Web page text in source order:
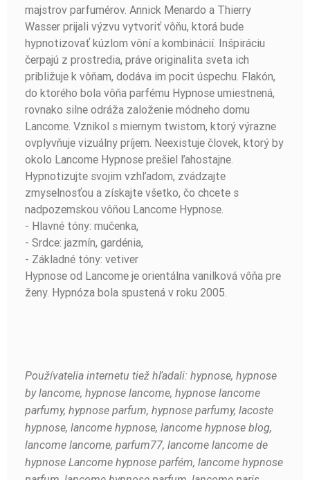
majstrov parfumérov. Annick Menardo a Thierry
Wasser prijali výzvu vytvoriť vôňu, ktorá bude
hypnotizovať kúzlom vôní a kombinácií. Inšpiráciu
čerpajú z prostredia, práve originalita sveta ich
približuje k vôňam, dodáva im pocit úspechu. Flakón,
do ktorého bola vôňa parfému Hypnose umiestnená,
rovnako silne odráža založenie módneho domu
Lancome. Vznikol s miernym twistom, ktorý výrazne
ovplyvňuje vizuálny príjem. Neexistuje človek, ktorý by
okolo Lancome Hypnose prešiel ľahostajne.
Hypnotizujte svojim vzhľadom, zvádzajte
zmyselnosťou a získajte všetko, čo chcete s
nadpozemskou vôňou Lancome Hypnose.
- Hlavné tóny: mučenka,
- Srdce: jazmín, gardénia,
- Základné tóny: vetiver
Hypnose od Lancome je orientálna vanilková vôňa pre
ženy. Hypnóza bola spustená v roku 2005.
Používatelia internetu tiež hľadali: hypnose, hypnose
by lancome, hypnose lancome, hypnose lancome
parfumy, hypnose parfum, hypnose parfumy, lacoste
hypnose, lancome hypnose, lancome hypnose blog,
lancome lancome, parfum77, lancome lancome de
hypnose Lancome hypnose parfém, lancome hypnose